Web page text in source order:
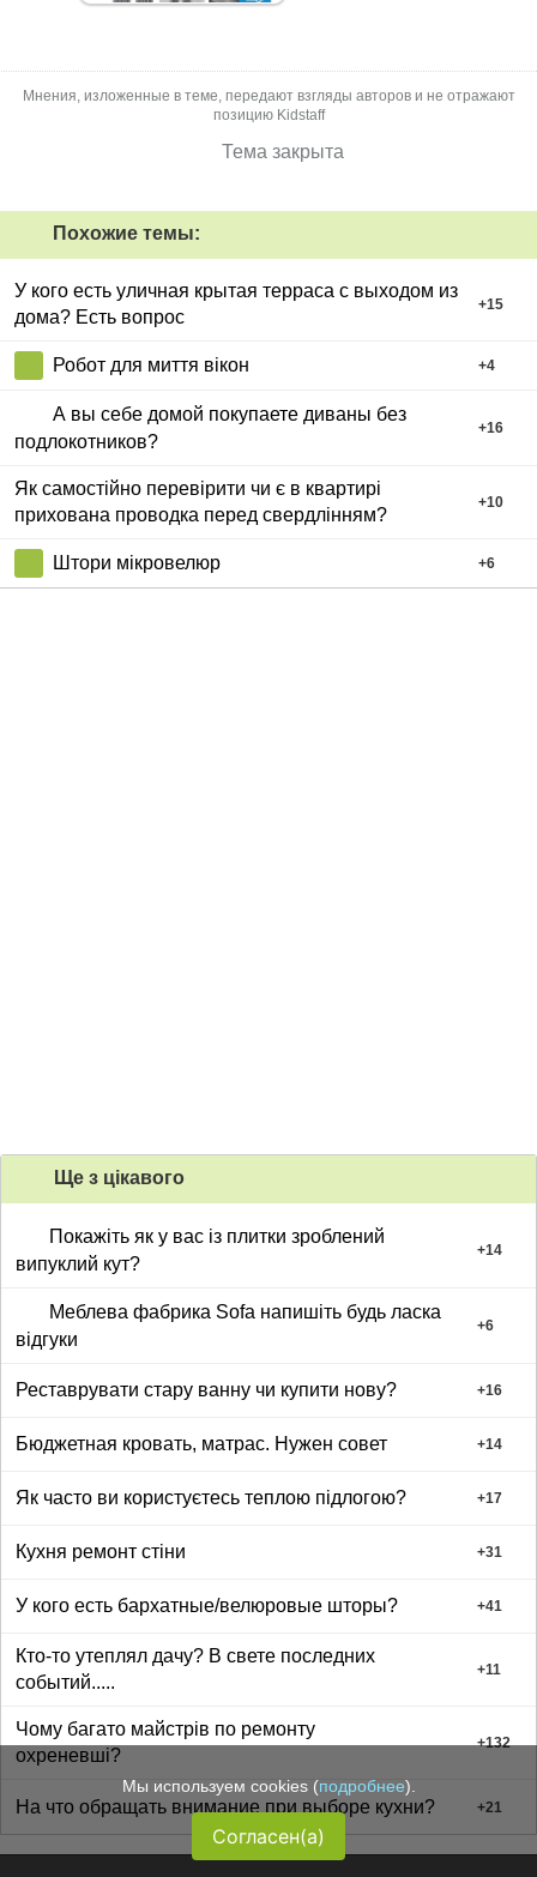
Мнения, изложенные в теме, передают взгляды авторов и не отражают
позицию Kidstaff
Тема закрыта
Похожие темы:
У кого есть уличная крытая терраса с выходом из
дома? Есть вопрос
+15
Робот для миття вікон +4
А вы себе домой покупаете диваны без
подлокотников?
+16
Як самостійно перевірити чи є в квартирі
прихована проводка перед свердлінням?
+10
Штори мікровелюр +6
Ще з цiкавого
Покажіть як у вас із плитки зроблений
випуклий кут?
+14
Меблева фабрика Sofa напишіть будь ласка
відгуки
+6
Реставрувати стару ванну чи купити нову? +16
Бюджетная кровать, матрас. Нужен совет +14
Як часто ви користуєтесь теплою підлогою? +17
Кухня ремонт стіни +31
У кого есть бархатные/велюровые шторы? +41
Кто-то утеплял дачу? В свете последних
событий.....
+11
Чому багато майстрів по ремонту
охреневші?
+132
На что обращать внимание при выборе кухни? +21
Мы используем cookies (подробнее).
Согласен(а)